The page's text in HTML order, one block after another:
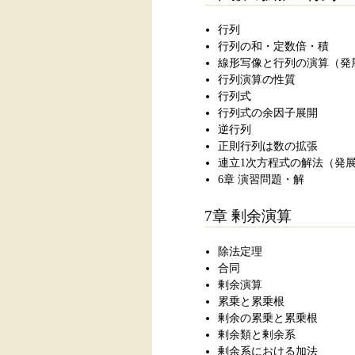
行列
行列の和・定数倍・積
線形写像と行列の演算（発
行列演算の性質
行列式
行列式の余因子展開
逆行列
正則行列は数の拡張
連立1次方程式の解法（発展
6章 演習問題・解
7章 剰余演算
除法定理
合同
剰余演算
累乗と累乗根
剰余の累乗と累乗根
剰余類と剰余系
剰余系における加法